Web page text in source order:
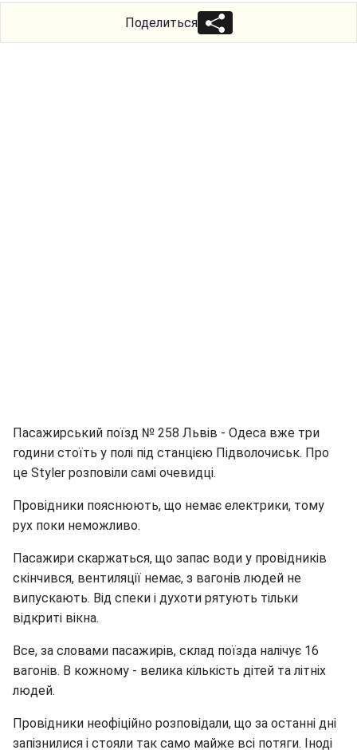
Поделиться
Пасажирський поїзд № 258 Львів - Одеса вже три
години стоїть у полі під станцією Підволочиськ. Про
це Styler розповіли самі очевидці.
Провідники пояснюють, що немає електрики, тому
рух поки неможливо.
Пасажири скаржаться, що запас води у провідників
скінчився, вентиляції немає, з вагонів людей не
випускають. Від спеки і духоти рятують тільки
відкриті вікна.
Все, за словами пасажирів, склад поїзда налічує 16
вагонів. В кожному - велика кількість дітей та літніх
людей.
Провідники неофіційно розповідали, що за останні дні
запізнилися і стояли так само майже всі потяги. Іноді